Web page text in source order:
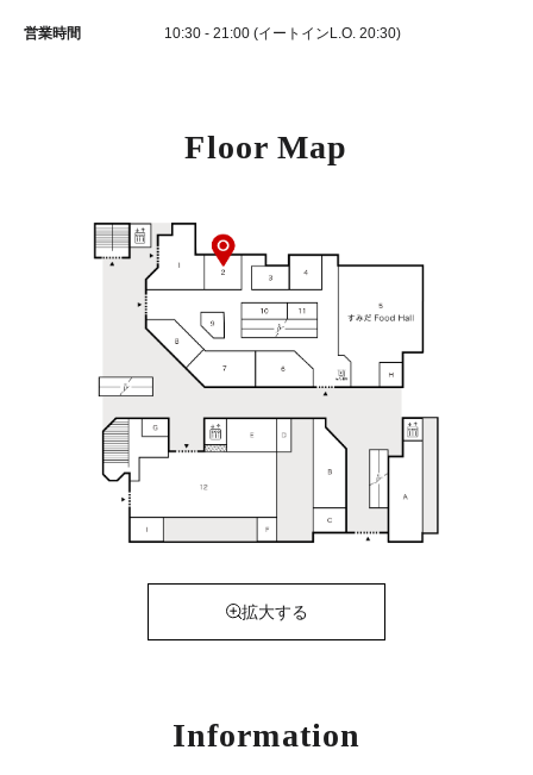
営業時間 10:30 - 21:00 (イートインL.O. 20:30)
Floor Map
拡大する
Information